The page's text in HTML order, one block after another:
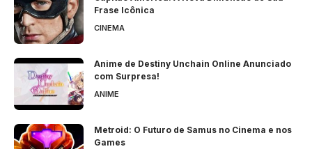
Frase Icônica
CINEMA
Anime de Destiny Unchain Online Anunciado
com Surpresa!
ANIME
Metroid: O Futuro de Samus no Cinema e nos
Games